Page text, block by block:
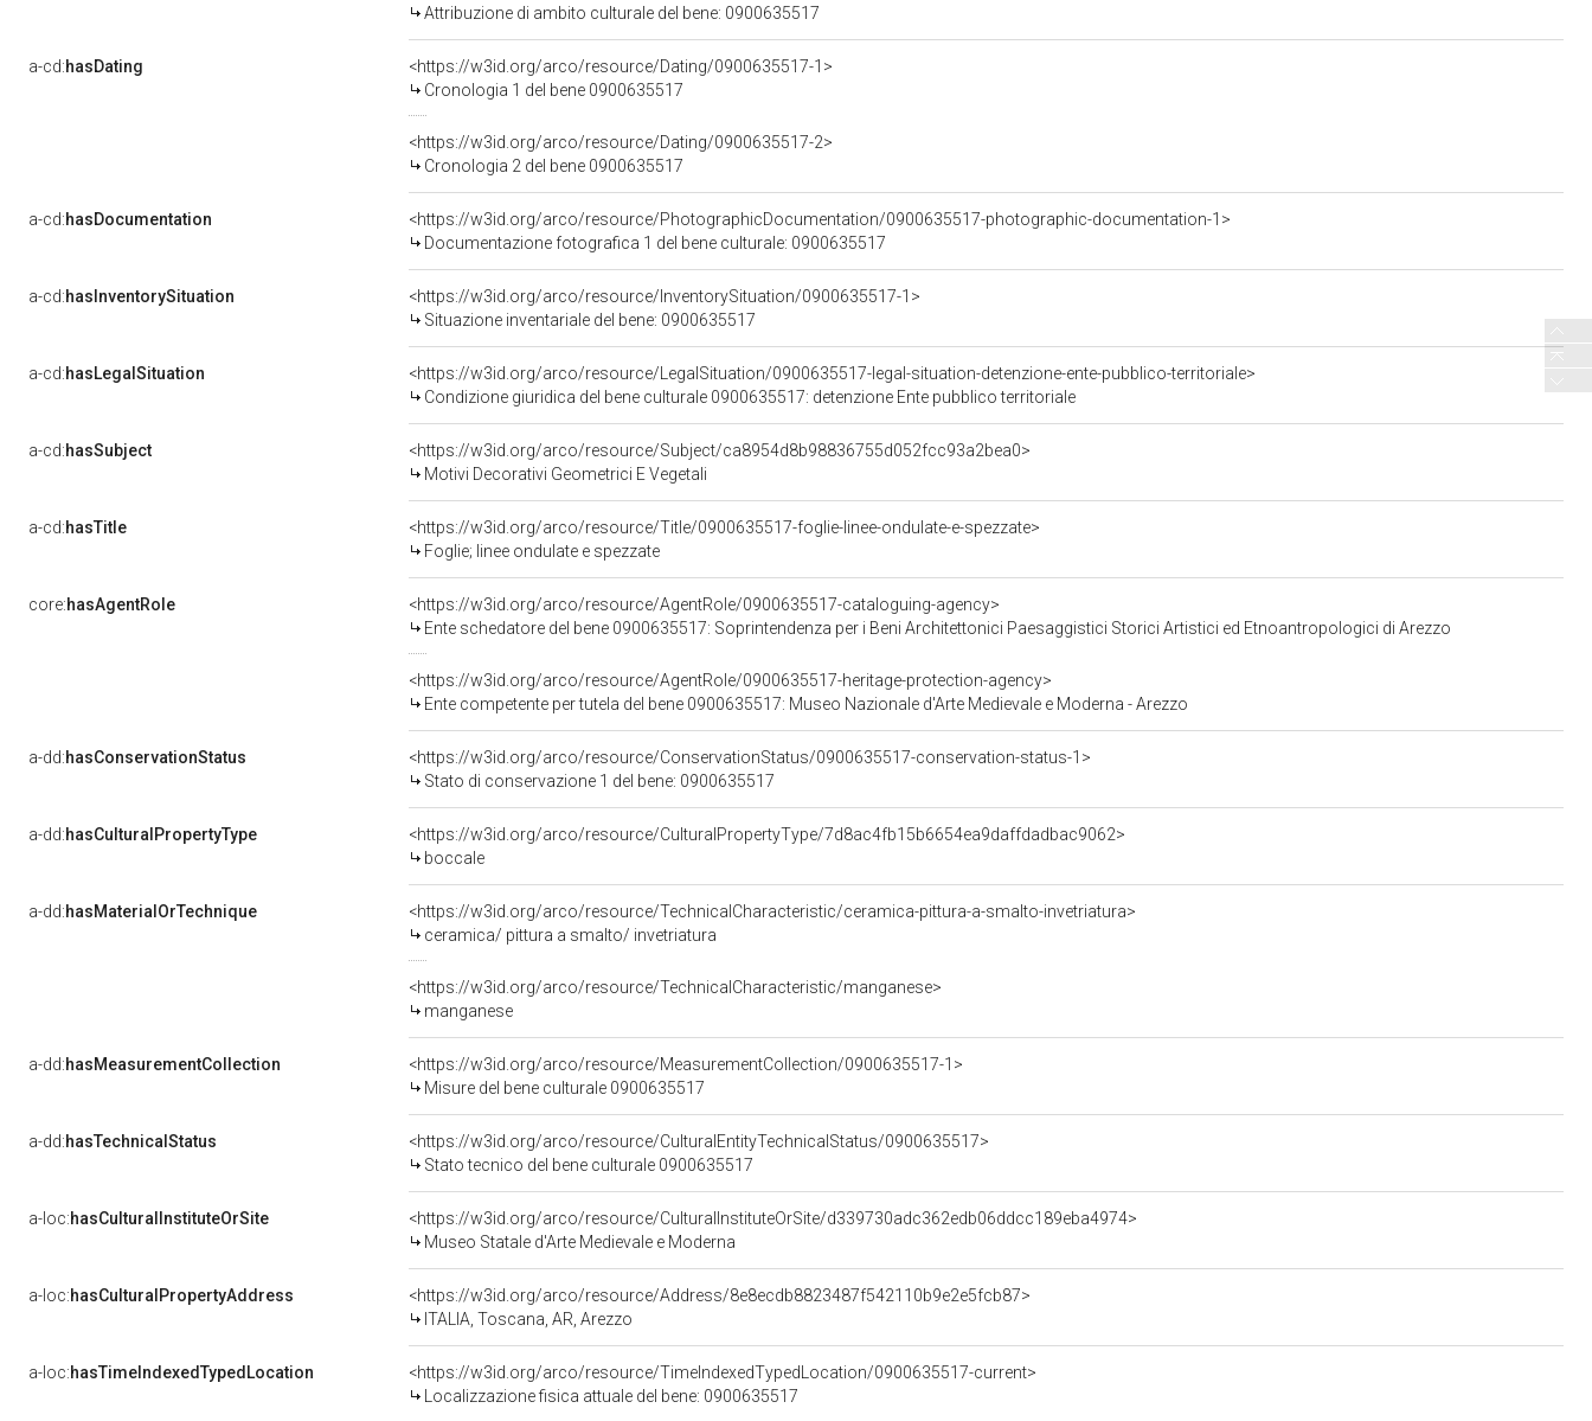
Attribuzione di ambito culturale del bene: 0900635517
a-cd:hasDating
<https://w3id.org/arco/resource/Dating/0900635517-1>
Cronologia 1 del bene 0900635517
<https://w3id.org/arco/resource/Dating/0900635517-2>
Cronologia 2 del bene 0900635517
a-cd:hasDocumentation
<https://w3id.org/arco/resource/PhotographicDocumentation/0900635517-photographic-documentation-1>
Documentazione fotografica 1 del bene culturale: 0900635517
a-cd:hasInventorySituation
<https://w3id.org/arco/resource/InventorySituation/0900635517-1>
Situazione inventariale del bene: 0900635517
a-cd:hasLegalSituation
<https://w3id.org/arco/resource/LegalSituation/0900635517-legal-situation-detenzione-ente-pubblico-territoriale>
Condizione giuridica del bene culturale 0900635517: detenzione Ente pubblico territoriale
a-cd:hasSubject
<https://w3id.org/arco/resource/Subject/ca8954d8b98836755d052fcc93a2bea0>
Motivi Decorativi Geometrici E Vegetali
a-cd:hasTitle
<https://w3id.org/arco/resource/Title/0900635517-foglie-linee-ondulate-e-spezzate>
Foglie; linee ondulate e spezzate
core:hasAgentRole
<https://w3id.org/arco/resource/AgentRole/0900635517-cataloguing-agency>
Ente schedatore del bene 0900635517: Soprintendenza per i Beni Architettonici Paesaggistici Storici Artistici ed Etnoantropologici di Arezzo
<https://w3id.org/arco/resource/AgentRole/0900635517-heritage-protection-agency>
Ente competente per tutela del bene 0900635517: Museo Nazionale d'Arte Medievale e Moderna - Arezzo
a-dd:hasConservationStatus
<https://w3id.org/arco/resource/ConservationStatus/0900635517-conservation-status-1>
Stato di conservazione 1 del bene: 0900635517
a-dd:hasCulturalPropertyType
<https://w3id.org/arco/resource/CulturalPropertyType/7d8ac4fb15b6654ea9daffdadbac9062>
boccale
a-dd:hasMaterialOrTechnique
<https://w3id.org/arco/resource/TechnicalCharacteristic/ceramica-pittura-a-smalto-invetriatura>
ceramica/ pittura a smalto/ invetriatura
<https://w3id.org/arco/resource/TechnicalCharacteristic/manganese>
manganese
a-dd:hasMeasurementCollection
<https://w3id.org/arco/resource/MeasurementCollection/0900635517-1>
Misure del bene culturale 0900635517
a-dd:hasTechnicalStatus
<https://w3id.org/arco/resource/CulturalEntityTechnicalStatus/0900635517>
Stato tecnico del bene culturale 0900635517
a-loc:hasCulturalInstituteOrSite
<https://w3id.org/arco/resource/CulturalInstituteOrSite/d339730adc362edb06ddcc189eba4974>
Museo Statale d'Arte Medievale e Moderna
a-loc:hasCulturalPropertyAddress
<https://w3id.org/arco/resource/Address/8e8ecdb8823487f542110b9e2e5fcb87>
ITALIA, Toscana, AR, Arezzo
a-loc:hasTimeIndexedTypedLocation
<https://w3id.org/arco/resource/TimeIndexedTypedLocation/0900635517-current>
Localizzazione fisica attuale del bene: 0900635517